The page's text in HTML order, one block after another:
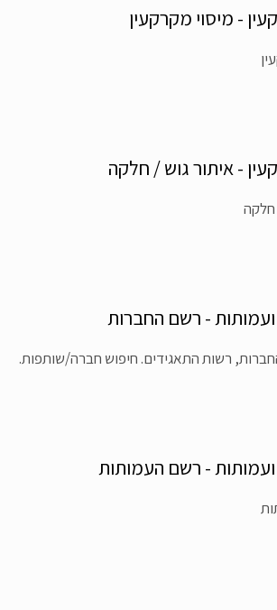
- מיסוי מקרקעין
- איתור גוש / חלקה
חלקה
- רשם החברות
רשות התאגידים. חיפוש חברה/שותפות.
- רשם העמותות